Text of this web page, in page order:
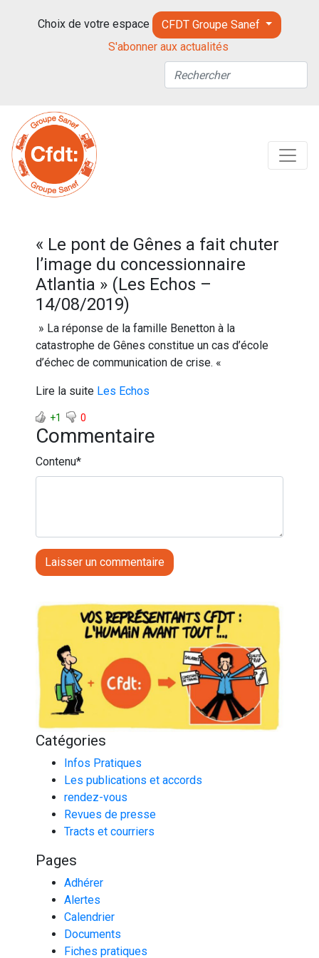
Choix de votre espace
CFDT Groupe Sanef
S'abonner aux actualités
« Le pont de Gênes a fait chuter
l’image du concessionnaire
Atlantia » (Les Echos –
14/08/2019)
» La réponse de la famille Benetton à la
catastrophe de Gênes constitue un cas d’école
d’échec de communication de crise. «
Lire la suite Les Echos
+1 0
Commentaire
Contenu*
Catégories
Infos Pratiques
Les publications et accords
rendez-vous
Revues de presse
Tracts et courriers
Pages
Adhérer
Alertes
Calendrier
Documents
Fiches pratiques